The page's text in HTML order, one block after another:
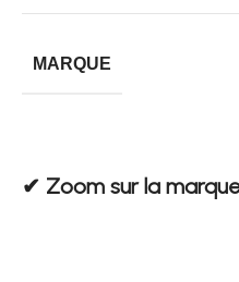
MARQUE
✔︎ Zoom sur la